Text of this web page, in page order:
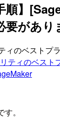
順】
要があり
のベストプ
ティのベス
。